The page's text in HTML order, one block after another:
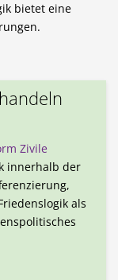
bietet eine
handeln
Zivile
innerhalb der
als